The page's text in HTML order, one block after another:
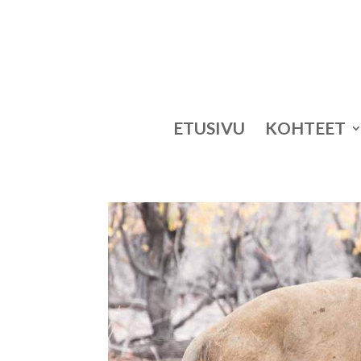
ETUSIVU KOHTEET